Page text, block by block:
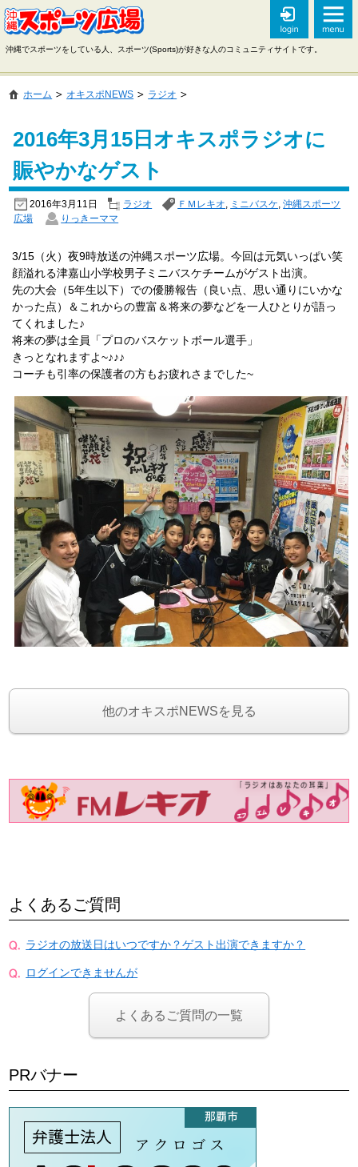
沖縄でスポーツをしている人、スポーツ(Sports)が好きな人のコミュニティサイトです。
ホーム オキスポNEWS ラジオ
2016年3月15日オキスポラジオに
賑やかなゲスト
2016年3月11日 ラジオ ＦＭレキオ, ミニバスケ,沖縄スポーツ
広場
りっきーママ
3/15（火）夜9時放送の沖縄スポーツ広場。今回は元気いっぱい笑
顔溢れる津嘉山小学校男子ミニバスケチームがゲスト出演。
先の大会（5年生以下）での優勝報告（良い点、思い通りにいかな
かった点）＆これからの豊富＆将来の夢などを一人ひとりが語っ
てくれました♪
将来の夢は全員「プロのバスケットボール選手」
きっとなれますよ~♪♪♪
コーチも引率の保護者の方もお疲れさまでした~
他のオキスポNEWSを見る
よくあるご質問
ラジオの放送日はいつですか？ゲスト出演できますか？
ログインできませんが
よくあるご質問の一覧
PRバナー